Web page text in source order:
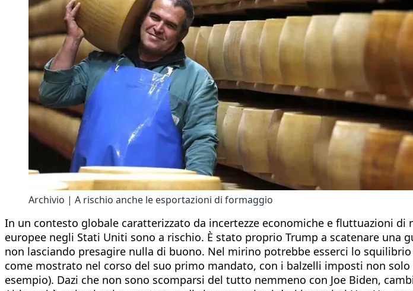
Archivio | A rischio anche le esportazioni di formaggio
In un contesto globale caratterizzato da incertezze economiche e fluttuazioni
europee negli Stati Uniti sono a rischio. È stato proprio Trump a scatenare una
non lasciando presagire nulla di buono. Nel mirino potrebbe esserci lo
come mostrato nel corso del suo primo mandato, con i balzelli imposti non
esempio). Dazi che non sono scomparsi del tutto nemmeno con Joe Biden,